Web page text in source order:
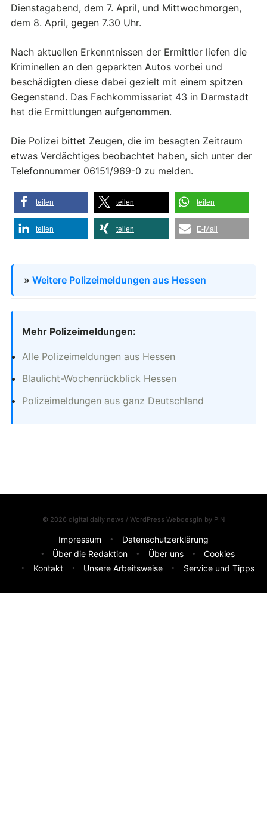
Dienstagabend, dem 7. April, und Mittwochmorgen,
dem 8. April, gegen 7.30 Uhr.
Nach aktuellen Erkenntnissen der Ermittler liefen die
Kriminellen an den geparkten Autos vorbei und
beschädigten diese dabei gezielt mit einem spitzen
Gegenstand. Das Fachkommissariat 43 in Darmstadt
hat die Ermittlungen aufgenommen.
Die Polizei bittet Zeugen, die im besagten Zeitraum
etwas Verdächtiges beobachtet haben, sich unter der
Telefonnummer 06151/969-0 zu melden.
teilen teilen teilen
teilen teilen E-Mail
» Weitere Polizeimeldungen aus Hessen
Mehr Polizeimeldungen:
Alle Polizeimeldungen aus Hessen
Blaulicht-Wochenrückblick Hessen
Polizeimeldungen aus ganz Deutschland
© 2026 digital daily news / WordPress Webdesgin by PIN
Impressum
Datenschutzerklärung
Über die Redaktion
Über uns
Cookies
Kontakt
Unsere Arbeitsweise Service und Tipps